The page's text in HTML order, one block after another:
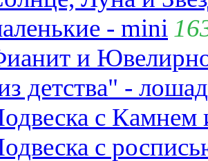
- mini
и
детства" -
с
с